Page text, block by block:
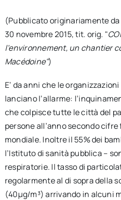
Ita
(Pubblicato originariamente da
30 novembre 2015, tit. orig. "
l’environnement, un chantier
Macédoine")
E’ da anni che le
lanciano l’allarme:
che colpisce tutte le città del
persone all’anno secondo
mondiale. Inoltre il 55% dei
l’Istituto di sanità pubblica –
respiratorie. Il tasso di
regolarmente al di sopra della
(40µg/m³) arrivando in alcuni